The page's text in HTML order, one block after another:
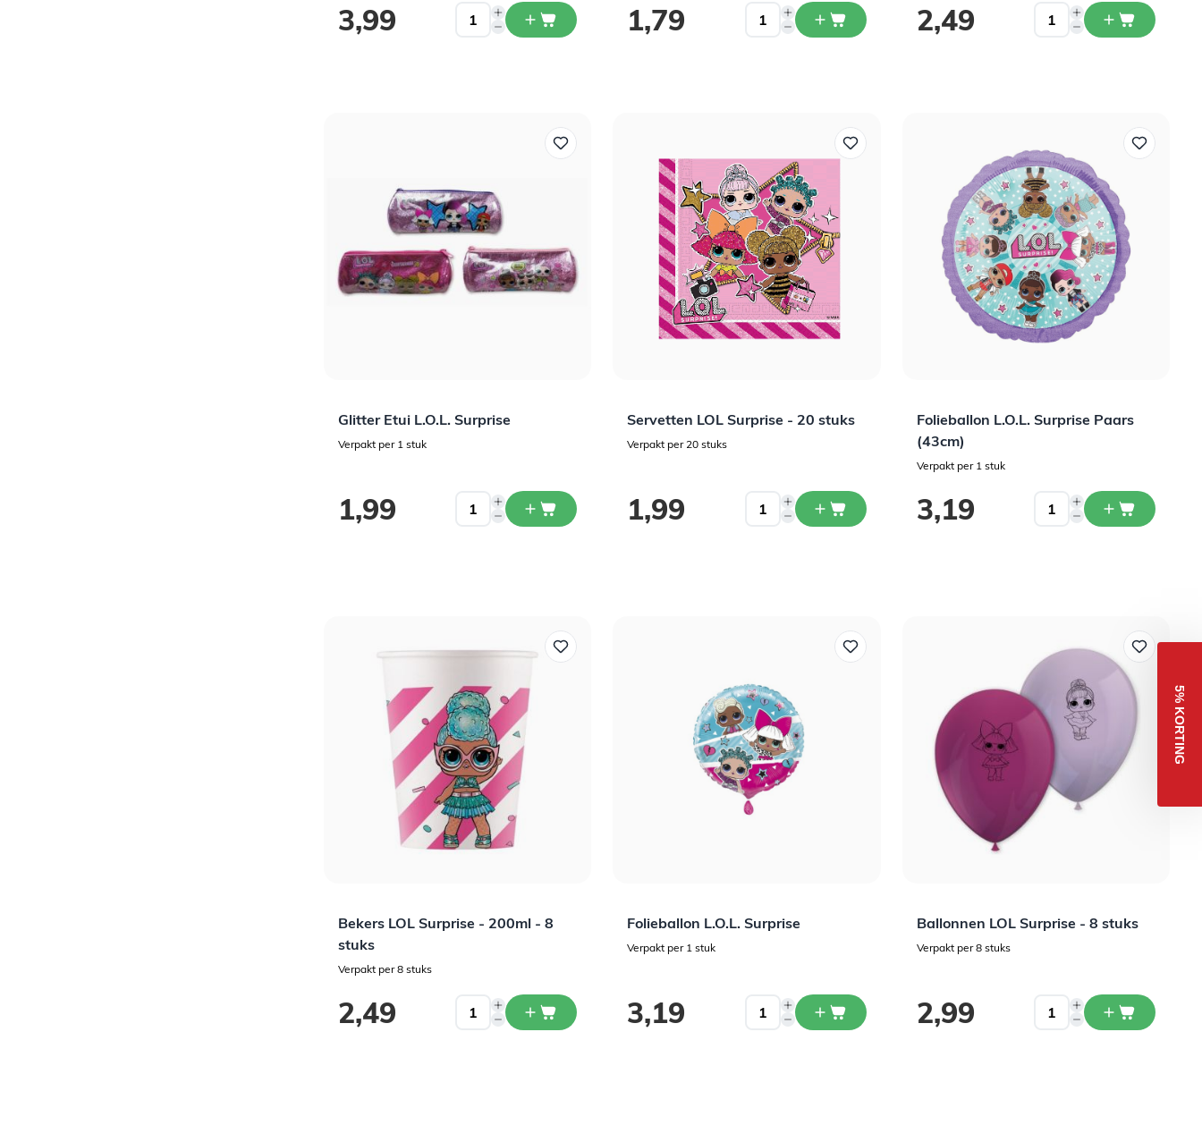
3,99 1,79 2,49
Glitter Etui L.O.L. Surprise
Verpakt per 1 stuk
1,99
Servetten LOL Surprise - 20 stuks
Verpakt per 20 stuks
1,99
Folieballon L.O.L. Surprise Paars
(43cm)
Verpakt per 1 stuk
3,19
Bekers LOL Surprise - 200ml - 8
stuks
Verpakt per 8 stuks
2,49
Folieballon L.O.L. Surprise
Verpakt per 1 stuk
3,19
Ballonnen LOL Surprise - 8 stuks
Verpakt per 8 stuks
2,99
5% KORTING